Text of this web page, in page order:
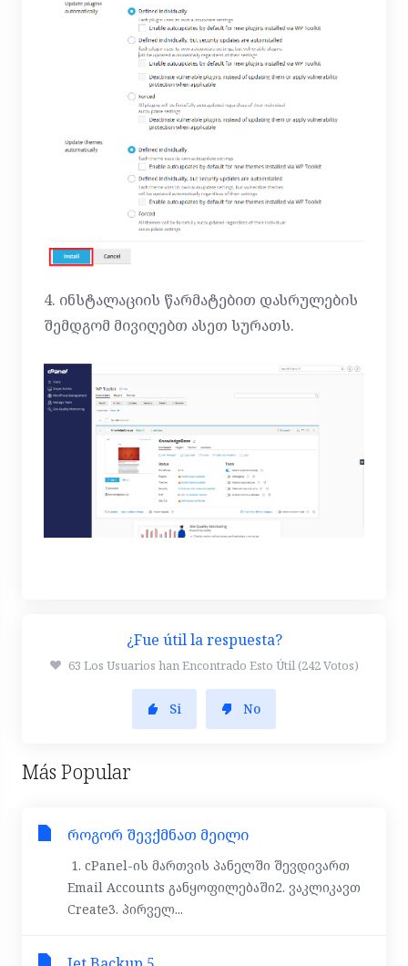
4. ინსტალაციის წარმატებით დასრულების
შემდგომ მივიღებთ ასეთ სურათს.
¿Fue útil la respuesta?
63 Los Usuarios han Encontrado Esto Útil (242 Votos)
Si No
Más Popular
როგორ შევქმნათ მეილი
1. cPanel-ის მართვის პანელში შევდივართ
Email Accounts განყოფილებაში2. ვაკლიკავთ
Create3. პირველ...